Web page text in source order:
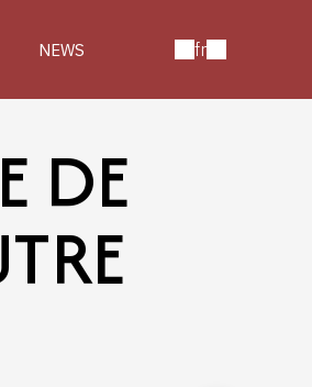
NEWS fr
DE